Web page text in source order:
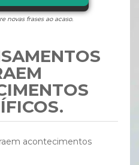
novas frases ao acaso.
acontecimentos